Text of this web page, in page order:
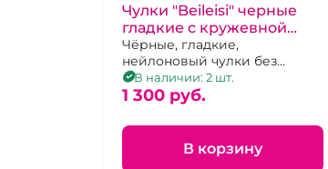
Чулки "Beileisi" черные
гладкие с кружевной
красной резинкой
бантом и бусами без
силикона р 2-3
Чёрные, гладкие,
нейлоновый чулки без
силиконовой поддержки с
коронкой украшенной
красным кружевом.Размер 1-
2
В наличии: 2 шт.
1 300 pуб.
В корзину